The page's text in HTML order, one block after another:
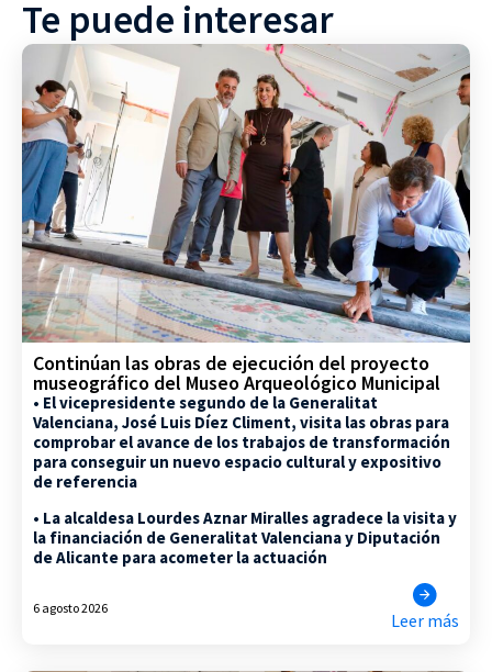
Te puede interesar
Continúan las obras de ejecución del proyecto
museográfico del Museo Arqueológico Municipal
• El vicepresidente segundo de la Generalitat
Valenciana, José Luis Díez Climent, visita las obras para
comprobar el avance de los trabajos de transformación
para conseguir un nuevo espacio cultural y expositivo
de referencia
• La alcaldesa Lourdes Aznar Miralles agradece la visita y
la financiación de Generalitat Valenciana y Diputación
de Alicante para acometer la actuación
6 agosto 2026
Leer más